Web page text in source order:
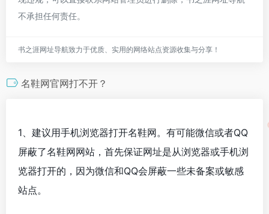
不承担任何责任。
书之涯网址导航致力于优质、实用的网络站点资源收集与分享！
名鞋网官网打不开？
1、建议用手机浏览器打开名鞋网。有可能微信或者QQ
屏蔽了名鞋网网站，首先保证网址是从浏览器或手机浏
览器打开的，因为微信和QQ会屏蔽一些未备案或敏感
站点。